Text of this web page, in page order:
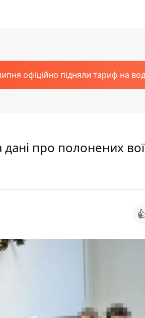
офіційно підняли тариф на
про полонених